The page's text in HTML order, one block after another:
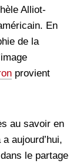
Alliot-
En
de la
provient
au savoir en
aujourd’hui,
le partage